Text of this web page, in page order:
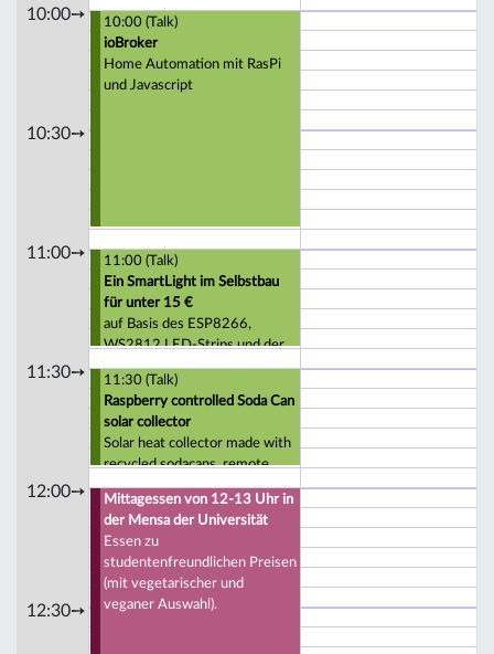
10:00➙
10:30➙
11:00➙
11:30➙
12:00➙
12:30➙
Videoerkennung
10:00 (Talk)
ioBroker
Home Automation mit RasPi
und Javascript
11:00 (Talk)
Ein SmartLight im Selbstbau
für unter 15 €
auf Basis des ESP8266,
WS2812 LED-Strips und der
Arduino
Entwicklungsumgebung
11:30 (Talk)
Raspberry controlled Soda Can
solar collector
Solar heat collector made with
recycled sodacans, remote
monitored by your
smartphone.
Mittagessen von 12-13 Uhr in
der Mensa der Universität
Essen zu
studentenfreundlichen Preisen
(mit vegetarischer und
veganer Auswahl).